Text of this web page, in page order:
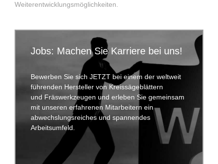
Weiterentwicklungsmöglichkeiten.
Jobs: Machen Sie Karriere bei uns!
Bewerben Sie sich JETZT bei einem der weltweit
führenden Hersteller von Kreissägeblättern
und Fräswerkzeugen und erleben Sie gemeinsam
mit unseren erfahrenen Mitarbeitern ein
abwechslungsreiches und spannendes
Arbeitsumfeld.